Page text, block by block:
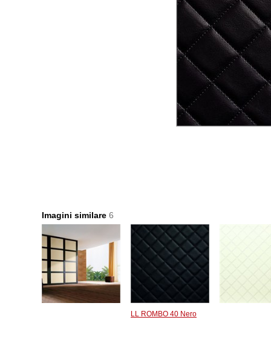
Imagini similare 6
LL ROMBO 40 Nero